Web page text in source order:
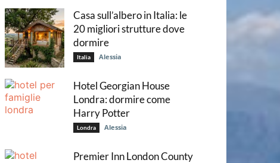
Casa sull’albero in Italia: le
20 migliori strutture dove
dormire
Italia Alessia
Hotel Georgian House
Londra: dormire come
Harry Potter
Londra Alessia
Premier Inn London County